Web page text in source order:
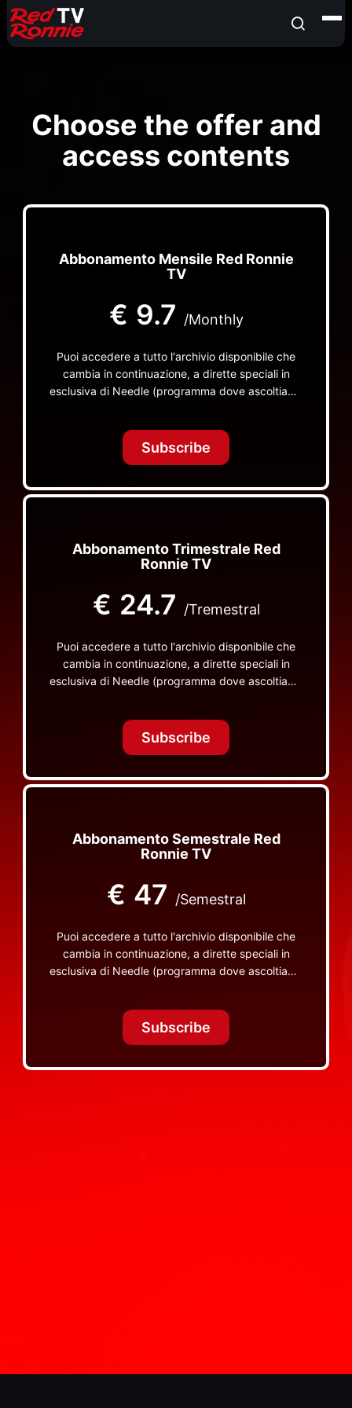
Choose the offer and
access contents
Abbonamento Mensile Red Ronnie
TV
€ 9.7 /Monthly
Puoi accedere a tutto l'archivio disponibile che
cambia in continuazione, a dirette speciali in
esclusiva di Needle (programma dove ascoltiamo
TV non visibili da nessuna altra parte
Subscribe
Abbonamento Trimestrale Red
Ronnie TV
€ 24.7 /Tremestral
Puoi accedere a tutto l'archivio disponibile che
cambia in continuazione, a dirette speciali in
esclusiva di Needle (programma dove ascoltiamo
TV non visibili da nessuna altra parte
Subscribe
Abbonamento Semestrale Red
Ronnie TV
€ 47 /Semestral
Puoi accedere a tutto l'archivio disponibile che
cambia in continuazione, a dirette speciali in
esclusiva di Needle (programma dove ascoltiamo
TV non visibili da nessuna altra parte
Subscribe